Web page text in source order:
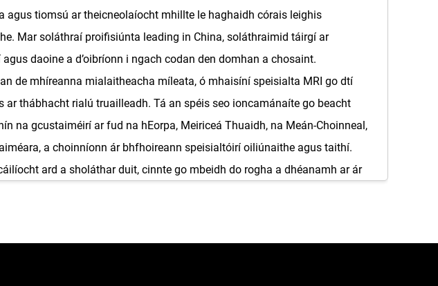
agus tiomsú ar theicneolaíocht mhillte le haghaidh córais leighis
Mar soláthraí proifisiúnta leading in China, soláthraimid táirgí ar
daoine a d’oibríonn i ngach codan den domhan a chosaint.
de mhíreanna mialaitheacha míleata, ó mhaisíní speisialta MRI go dtí
thábhacht rialú truailleadh. Tá an spéis seo ioncamánaíte go beacht
na gcustaiméirí ar fud na hEorpa, Meiriceá Thuaidh, na Meán-Choinneal,
a choinníonn ár bhfhoireann speisialtóirí oiliúnaithe agus taithí.
ard a sholáthar duit, cinnte go mbeidh do rogha a dhéanamh ar ár